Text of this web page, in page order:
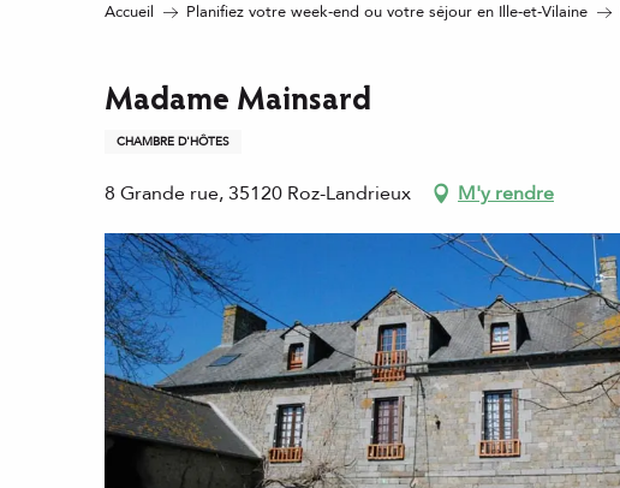
Accueil Planifiez votre week-end ou votre séjour en Ille-et-Vilaine
Madame Mainsard
CHAMBRE D'HÔTES
8 Grande rue, 35120 Roz-Landrieux M'y rendre